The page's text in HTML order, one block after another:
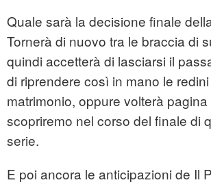
Quale sarà la decisione finale
Tornerà di nuovo tra le braccia di
quindi accetterà di lasciarsi il
di riprendere così in mano le
matrimonio, oppure volterà
scopriremo nel corso del finale di
serie.
E poi ancora le anticipazioni de Il